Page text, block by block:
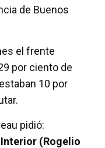
de Buenos
el frente
por ciento de
10 por
pidió:
(Rogelio